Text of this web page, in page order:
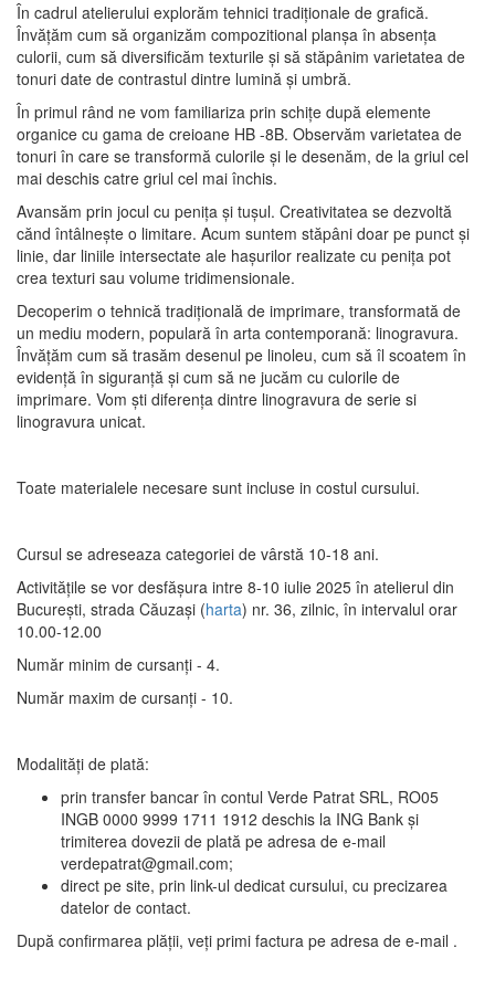
În cadrul atelierului explorăm tehnici tradiționale de grafică.
Învățăm cum să organizăm compozitional planșa în absența
culorii, cum să diversificăm texturile și să stăpânim varietatea de
tonuri date de contrastul dintre lumină și umbră.
În primul rând ne vom familiariza prin schițe după elemente
organice cu gama de creioane HB -8B. Observăm varietatea de
tonuri în care se transformă culorile și le desenăm, de la griul cel
mai deschis catre griul cel mai închis.
Avansăm prin jocul cu penița și tușul. Creativitatea se dezvoltă
cănd întâlnește o limitare. Acum suntem stăpâni doar pe punct și
linie, dar liniile intersectate ale hașurilor realizate cu penița pot
crea texturi sau volume tridimensionale.
Decoperim o tehnică tradițională de imprimare, transformată de
un mediu modern, populară în arta contemporană: linogravura.
Învățăm cum să trasăm desenul pe linoleu, cum să îl scoatem în
evidență în siguranță și cum să ne jucăm cu culorile de
imprimare. Vom ști diferența dintre linogravura de serie si
linogravura unicat.
Toate materialele necesare sunt incluse in costul cursului.
Cursul se adreseaza categoriei de vârstă 10-18 ani.
Activitățile se vor desfășura intre 8-10 iulie 2025 în atelierul din
București, strada Căuzași (harta) nr. 36, zilnic, în intervalul orar
10.00-12.00
Număr minim de cursanți - 4.
Număr maxim de cursanți - 10.
Modalități de plată:
prin transfer bancar în contul Verde Patrat SRL, RO05
INGB 0000 9999 1711 1912 deschis la ING Bank și
trimiterea dovezii de plată pe adresa de e-mail
verdepatrat@gmail.com;
direct pe site, prin link-ul dedicat cursului, cu precizarea
datelor de contact.
După confirmarea plății, veți primi factura pe adresa de e-mail .